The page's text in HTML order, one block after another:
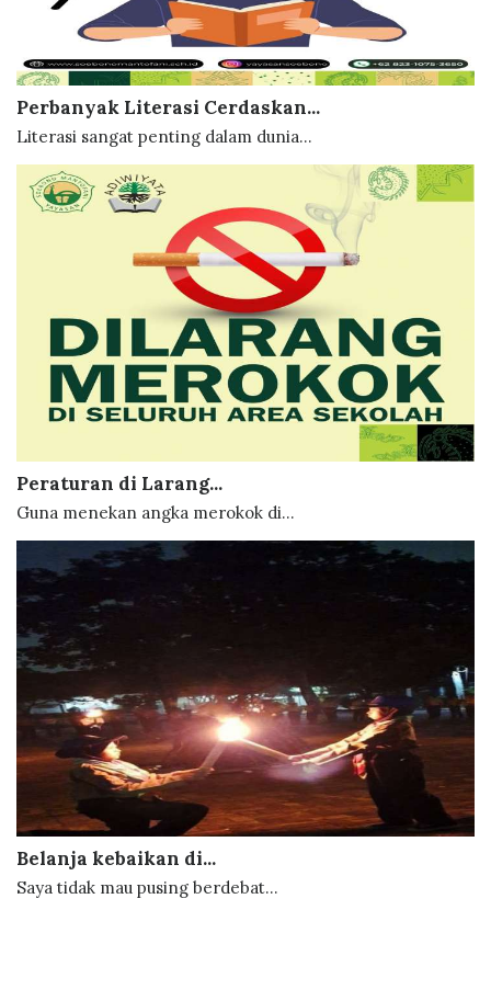
Perbanyak Literasi Cerdaskan...
Literasi sangat penting dalam dunia...
Peraturan di Larang...
Guna menekan angka merokok di...
Belanja kebaikan di...
Saya tidak mau pusing berdebat...